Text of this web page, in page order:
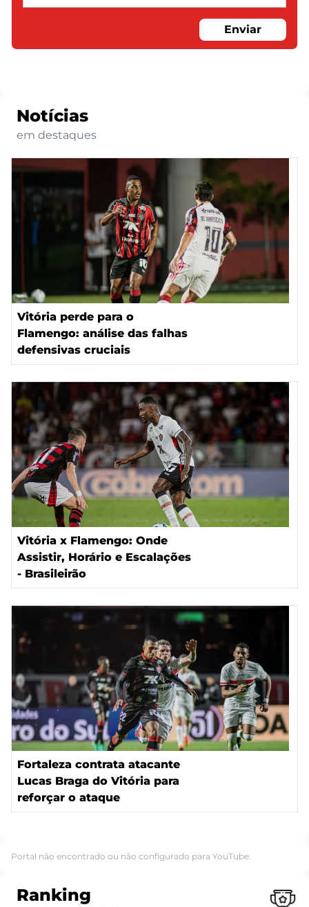
Enviar
Notícias
em destaques
Vitória perde para o
Flamengo: análise das falhas
defensivas cruciais
Vitória x Flamengo: Onde
Assistir, Horário e Escalações
- Brasileirão
Fortaleza contrata atacante
Lucas Braga do Vitória para
reforçar o ataque
Portal não encontrado ou não configurado para YouTube.
Ranking